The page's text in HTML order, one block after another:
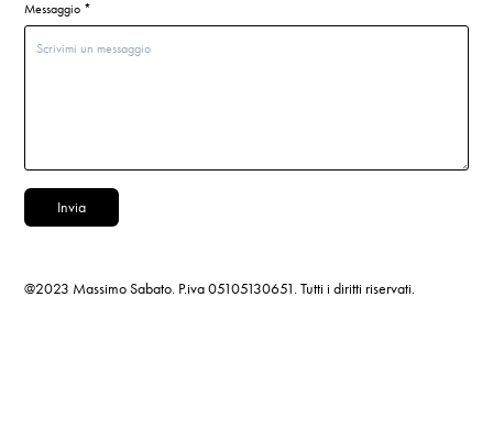
Messaggio *
Invia
@2023 Massimo Sabato. P.iva 05105130651. Tutti i diritti riservati.